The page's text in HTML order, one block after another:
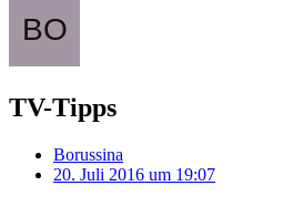
TV-Tipps
Borussina
20. Juli 2016 um 19:07